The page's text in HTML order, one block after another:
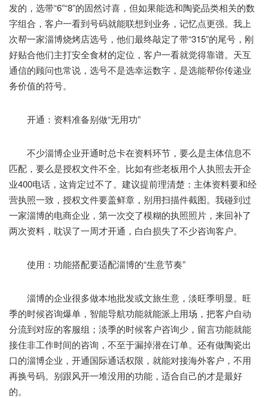
发的，选带“6”“8”的固然讨喜，但如果能选和陶瓷品类相关的数
字组合，客户一看到号码就能联想到业务，记忆点更强。我上
次帮一家淄博烧烤店选号，他们最终敲定了带“315”的尾号，刚
好贴合他们主打安全食材的定位，客户一看就觉得靠谱。天互
通信的顾问也常说，选号不是选幸运数字，是选能帮你传递业
务价值的符号。
开通：资料准备别做“无用功”
不少淄博企业开通时总卡在资料环节，要么是主体信息不
匹配，要么是授权文件不全。比如有些老板用个人执照去开企
业400电话，这肯定过不了。建议提前理清楚：主体资料要和经
营执照一致，授权文件要盖鲜章，别用扫描件截图。我碰到过
一家淄博的电商企业，第一次交了模糊的执照照片，来回补了
两次资料，耽误了一周才开通，白白损失了不少咨询客户。
使用：功能搭配要适配淄博的“生意节奏”
淄博的企业很多做本地批发或文旅生意，淡旺季明显。旺
季的时候咨询爆单，智能导航功能就能派上用场，把客户自动
分流到对应的客服组；淡季的时候客户咨询少，留言功能就能
接住非工作时间的咨询，不至于漏掉潜在订单。还有做陶瓷出
口的淄博企业，开通国际通话权限，就能对接海外客户，不用
再换号码。别跟风开一堆没用的功能，适合自己的才是最好
的。